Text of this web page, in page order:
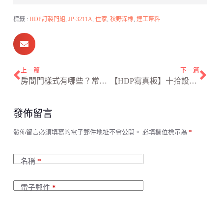
標籤 : HDP訂製門組, JP-3211A, 住家, 秋野深橡, 連工帶料
上一篇
房間門樣式有哪些？常見門片樣式材質比較及風格搭配任你選！
下一篇
【HDP寫真板】十拾設計Ten Ten Design
發佈留言
發佈留言必須填寫的電子郵件地址不會公開。 必填欄位標示為 *
名稱*
電子郵件*
A
e
r
a
t